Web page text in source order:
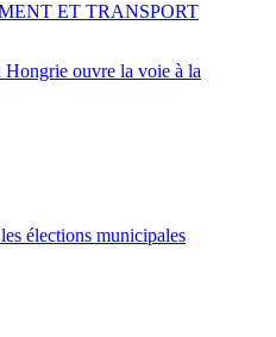
Hongrie ouvre la voie à la
ET TRANSPORT
élections municipales